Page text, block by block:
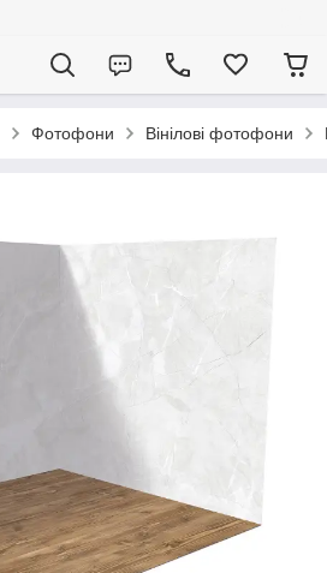
Фотофони Вінілові фотофони